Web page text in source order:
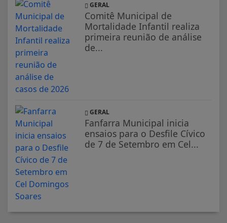
GERAL
Comitê Municipal de
Mortalidade Infantil realiza
primeira reunião de análise
de...
GERAL
Fanfarra Municipal inicia
ensaios para o Desfile Cívico
de 7 de Setembro em Cel...